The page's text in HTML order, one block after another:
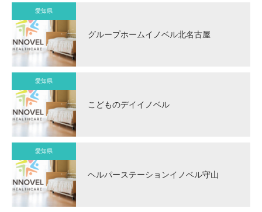
愛知県
グループホームイノベル北名古屋
愛知県
こどものデイイノベル
愛知県
ヘルパーステーションイノベル守山